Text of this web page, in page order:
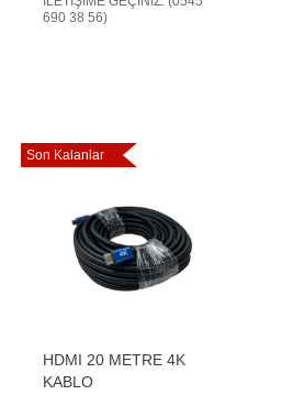
690 38 56)
Son Kalanlar
HDMI 20 METRE 4K
KABLO